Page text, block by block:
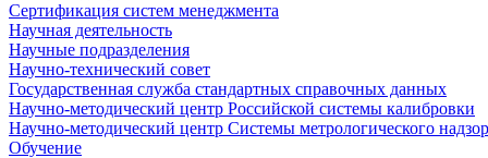
Сертификация систем менеджмента
Научная деятельность
Научные подразделения
Научно-технический совет
Государственная служба стандартных справочных данных
Научно-методический центр Российской системы калибровки
Научно-методический центр Системы метрологического
Обучение